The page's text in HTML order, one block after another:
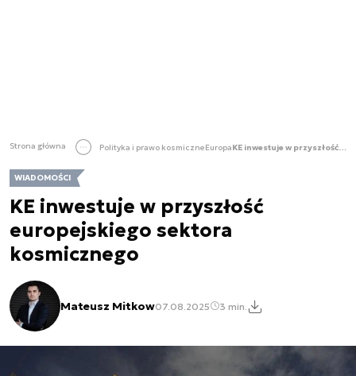
Strona główna Polityka i prawo kosmiczneEuropa KE inwestuje w przyszłość europejskiego sektora kosmicznego
WIADOMOŚCI
KE inwestuje w przyszłość
europejskiego sektora
kosmicznego
Mateusz Mitkow07.08.2025 3 min.